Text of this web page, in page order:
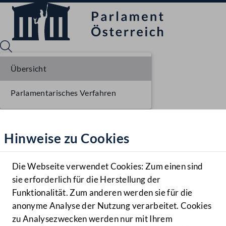
Hilfe
Benutzer
Navigationsmenü öffnen
MENÜ
Hinweise zu Cookies
Die Webseite verwendet Cookies: Zum einen sind
sie erforderlich für die Herstellung der
Funktionalität. Zum anderen werden sie für die
anonyme Analyse der Nutzung verarbeitet. Cookies
zu Analysezwecken werden nur mit Ihrem
Übersicht
Parlamentarisches Verfahren